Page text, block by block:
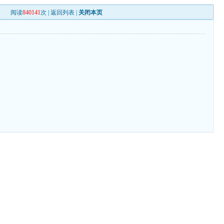
阅读840141次 |返回列表 关闭本页